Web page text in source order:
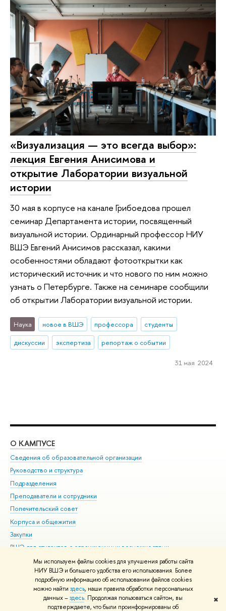
Мы используем файлы cookies для улучшения работы сайта
НИУ ВШЭ и большего удобства его использования. Более
подробную информацию об использовании файлов cookies
можно найти здесь, наши правила обработки персональных
данных –здесь. Продолжая пользоваться сайтом, вы
подтверждаете, что были проинформированы об
✖
«Визуализация — это всегда выбор»:
лекция Евгения Анисимова и
открытие Лаборатории визуальной
истории
30 мая в корпусе на канале Грибоедова прошел
семинар Департамента истории, посвященный
визуальной истории. Ординарный профессор НИУ
ВШЭ Евгений Анисимов рассказал, какими
особенностями обладают фотооткрытки как
исторический источник и что нового по ним можно
узнать о Петербурге. Также на семинаре сообщили
об открытии Лаборатории визуальной истории.
Наука новое в ВШЭ профессора
студенты
дискуссии
экспертиза репортаж о событии
31 мая 2024
О КАМПУСЕ
Сведения об образовательной организации
Руководство и структура
Подразделения
Преподаватели и сотрудники
Попечительский совет
Корпуса и общежития
Закупки
ВШЭ для студентов с ограниченными возможностями
здоровья и инвалидностью
Версия для слабовидящих
Единая платежная страница